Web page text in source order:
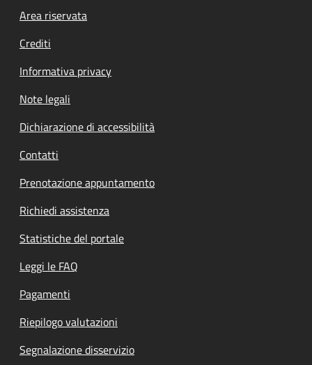
Footer menu
Area riservata
Crediti
Informativa privacy
Note legali
Dichiarazione di accessibilità
Contatti
Prenotazione appuntamento
Richiedi assistenza
Statistiche del portale
Leggi le FAQ
Pagamenti
Riepilogo valutazioni
Segnalazione disservizio